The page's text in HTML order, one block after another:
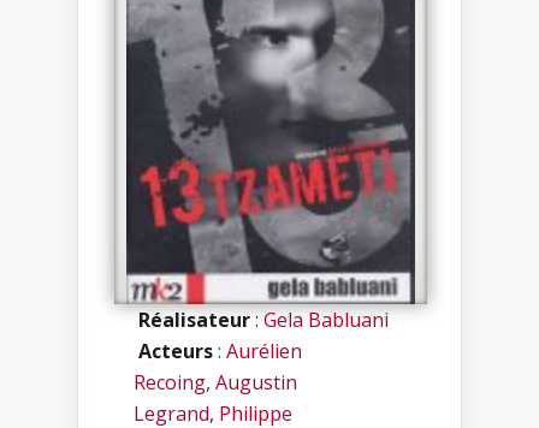
Réalisateur:Gela Babluani
Acteurs: Aurélien
Recoing, Augustin
Legrand, Philippe